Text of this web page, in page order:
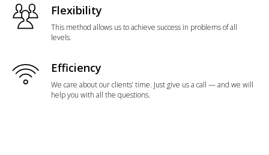
Flexibility
This method allows us to achieve success in problems of all
levels.
Efficiency
We care about our clients’ time. Just give us a call — and we will
help you with all the questions.